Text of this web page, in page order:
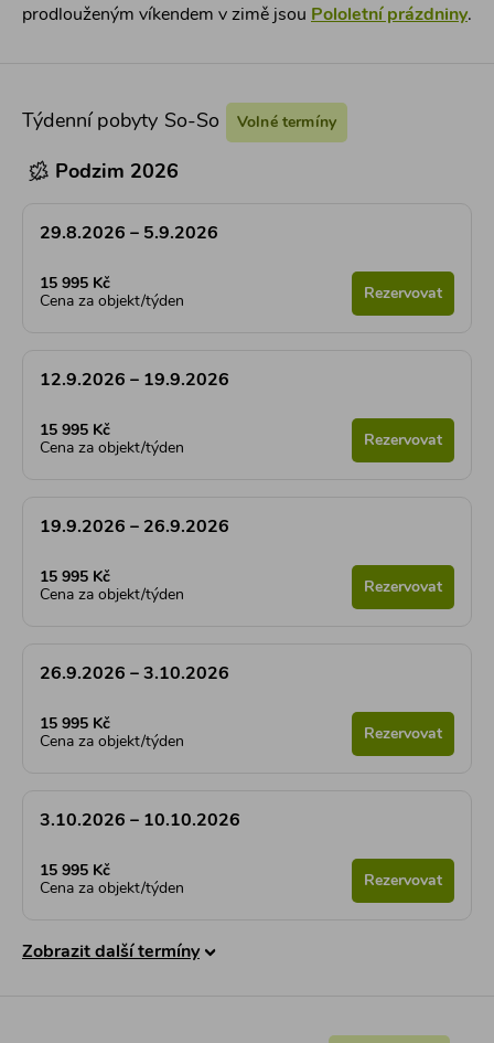
prodlouženým víkendem v zimě jsou Pololetní prázdniny.
Týdenní pobyty So-So Volné termíny
Podzim 2026
29.8.2026 – 5.9.2026
15 995 Kč
Cena za objekt/týden
Rezervovat
12.9.2026 – 19.9.2026
15 995 Kč
Cena za objekt/týden
Rezervovat
19.9.2026 – 26.9.2026
15 995 Kč
Cena za objekt/týden
Rezervovat
26.9.2026 – 3.10.2026
15 995 Kč
Cena za objekt/týden
Rezervovat
3.10.2026 – 10.10.2026
15 995 Kč
Cena za objekt/týden
Rezervovat
Zobrazit další termíny